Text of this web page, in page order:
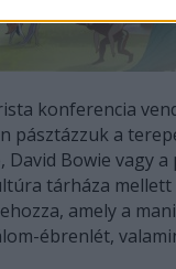
konferencia
pásztázzuk a
Bowie vagy
tárháza
amely a
ébrenlét,